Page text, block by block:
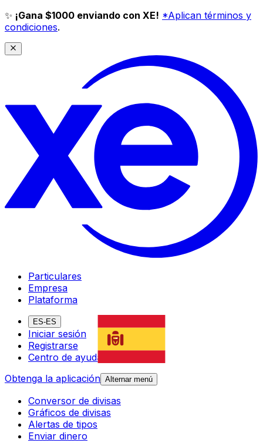
✨ ¡Gana $1000 enviando con XE! *Aplican términos y
condiciones.
Particulares
Empresa
Plataforma
ES-ES
Iniciar sesión
Registrarse
Centro de ayuda
Obtenga la aplicación Alternar menú
Conversor de divisas
Gráficos de divisas
Alertas de tipos
Enviar dinero